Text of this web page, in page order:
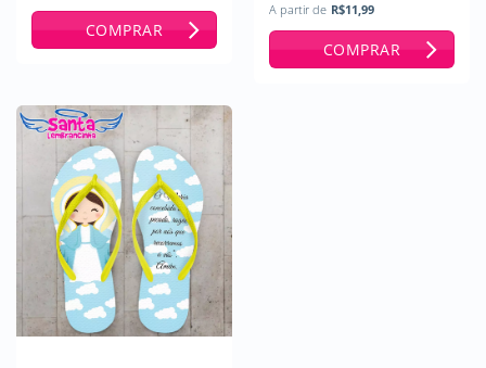
COMPRAR
A partir de R$11,99
COMPRAR